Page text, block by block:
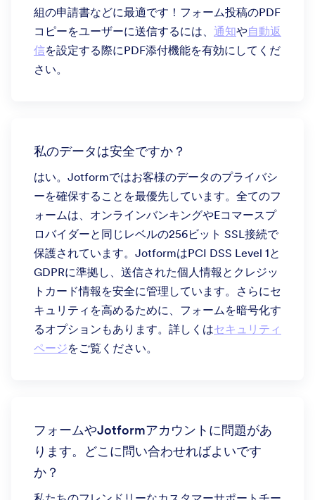
組の申請書などに最適です！フォーム投稿のPDF
コピーをユーザーに送信するには、 通知や自動返
信を設定する際にPDF添付機能を有効にしてくだ
さい。
私のデータは安全ですか？
はい。Jotformではお客様のデータのプライバシ
ーを確保することを最優先しています。全てのフ
ォームは、オンラインバンキングやEコマースプ
ロバイダーと同じレベルの256ビット SSL接続で
保護されています。JotformはPCI DSS Level 1と
GDPRに準拠し、送信された個人情報とクレジッ
トカード情報を安全に管理しています。さらにセ
キュリティを高めるために、フォームを暗号化す
るオプションもあります。詳しくはセキュリティ
ページをご覧ください。
フォームやJotformアカウントに問題があ
ります。どこに問い合わせればよいです
か？